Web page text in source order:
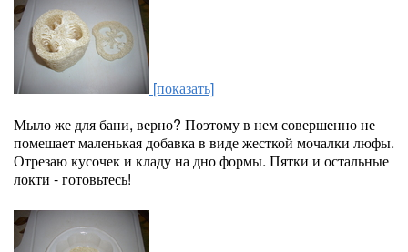
[показать]
Мыло же для бани, верно? Поэтому в нем совершенно не
помешает маленькая добавка в виде жесткой мочалки люфы.
Отрезаю кусочек и кладу на дно формы. Пятки и остальные
локти - готовьтесь!